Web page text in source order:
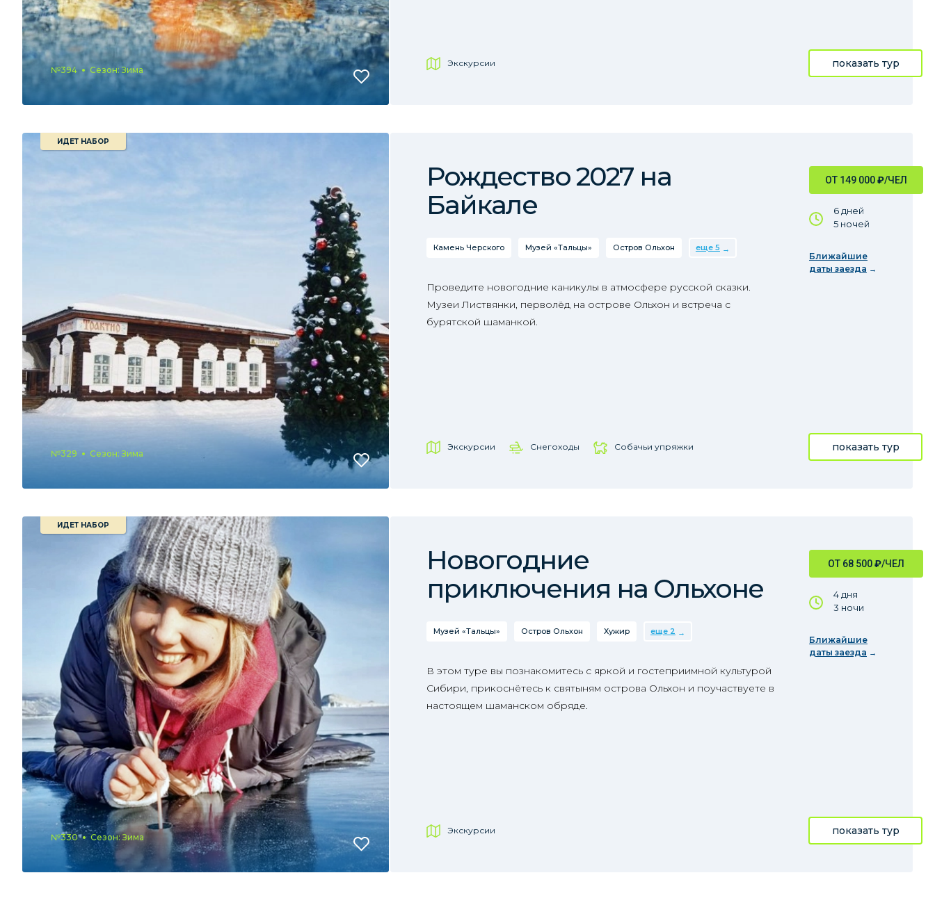
№394 Сезон: Зима
Экскурсии показать тур
ИДЕТ НАБОР
№329 Сезон: Зима
ОТ 149 000₽/ЧЕЛ
6 дней
5 ночей
Ближайшие
даты заезда
Рождество 2027 на
Байкале
Камень Черского Музей «Тальцы» Остров Ольхон еще 5
Проведите новогодние каникулы в атмосфере русской сказки.
Музеи Листвянки, перволёд на острове Ольхон и встреча с
бурятской шаманкой.
Экскурсии Снегоходы Собачьи упряжки показать тур
ИДЕТ НАБОР
№330 Сезон: Зима
ОТ 68 500₽/ЧЕЛ
4 дня
3 ночи
Ближайшие
даты заезда
Новогодние
приключения на Ольхоне
Музей «Тальцы» Остров Ольхон Хужир еще 2
В этом туре вы познакомитесь с яркой и гостеприимной культурой
Сибири, прикоснётесь к святыням острова Ольхон и поучаствуете в
настоящем шаманском обряде.
Экскурсии показать тур